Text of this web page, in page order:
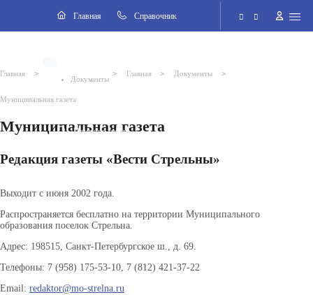
Главная Cправочник
Поиск по сайту
Главная >
Документы
> Главная > Документы >
Муниципальная газета
Муниципальная газета
Редакция газеты «Вести Стрельны»
Выходит с июня 2002 года.
Распространяется бесплатно на территории Муниципального
образования поселок Стрельна.
Адрес: 198515, Санкт-Петербургское ш., д. 69.
Телефоны: 7 (958) 175-53-10, 7 (812) 421-37-22
Email: redaktor@mo-strelna.ru